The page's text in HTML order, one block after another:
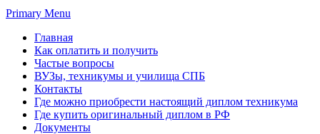
Primary Menu
Главная
Как оплатить и получить
Частые вопросы
ВУЗы, техникумы и училища СПБ
Контакты
Где можно приобрести настоящий диплом техникума
Где купить оригинальный диплом в РФ
Документы